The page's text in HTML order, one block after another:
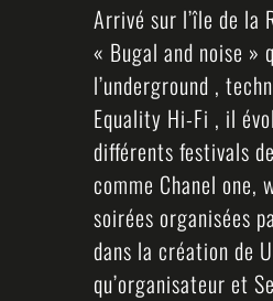
Arrivé sur l’île de la
« Bugal and noise »
l’underground ,
Equality Hi-Fi , il
différents festivals
comme Chanel
soirées organisées
dans la création de
qu’organisateur et